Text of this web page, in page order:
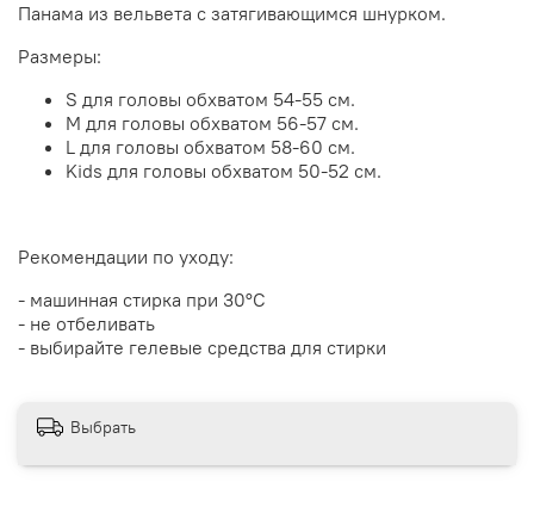
Панама из вельвета с затягивающимся шнурком.
Размеры:
S для головы обхватом 54-55 см.
M для головы обхватом 56-57 см.
L для головы обхватом 58-60 см.
Kids для головы обхватом 50-52 см.
Рекомендации по уходу:
- машинная стирка при 30°С
- не отбеливать
- выбирайте гелевые средства для стирки
Выбрать